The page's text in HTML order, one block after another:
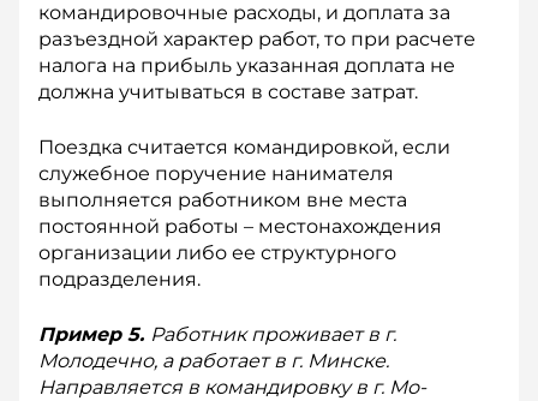
командировочные расходы, и доплата за
разъездной характер работ, то при расчете
налога на прибыль указанная доплата не
должна учитываться в составе затрат.
Поездка считается командировкой, если
служебное поручение нанимателя
выполняется работником вне места
постоянной работы – местонахождения
организации либо ее структурного
подразделения.
Пример 5. Работник проживает в г.
Молодечно, а работает в г. Минске.
Направляется в командировку в г. Мо­